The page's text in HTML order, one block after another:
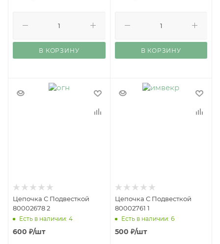
В КОРЗИНУ В КОРЗИНУ
Цепочка С Подвесткой
80002678 2
Есть в наличии: 4
600 ₽/шт
Цепочка С Подвесткой
80002761 1
Есть в наличии: 6
500 ₽/шт